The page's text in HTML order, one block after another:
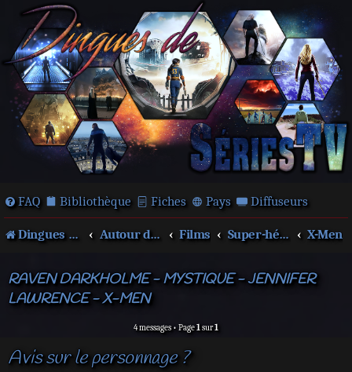
FAQ Bibliothèque Fiches Pays Diffuseurs
Dingues de séries télé ! Autour des films et séries Films Super-héros X-Men
RAVEN DARKHOLME - MYSTIQUE - JENNIFER
LAWRENCE - X-MEN
4 messages • Page1sur1
Avis sur le personnage ?